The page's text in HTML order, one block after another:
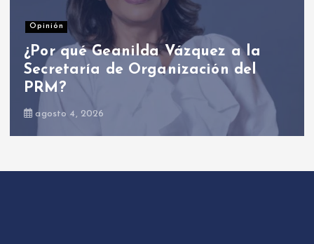
Presidente Abinader participa en
primer Foro Meta RD 2036 con
miras a impulsar el crecimiento
económico
agosto 6, 2026